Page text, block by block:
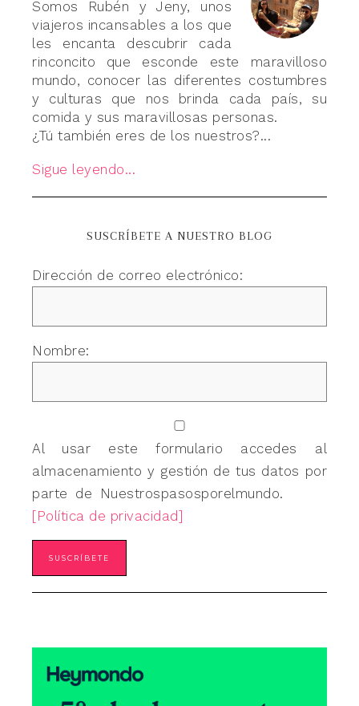
Somos Rubén y Jeny, unos
viajeros incansables a los que
les encanta descubrir cada
rinconcito que esconde este maravilloso
mundo, conocer las diferentes costumbres
y culturas que nos brinda cada país, su
comida y sus maravillosas personas.
¿Tú también eres de los nuestros?...
Sigue leyendo...
SUSCRÍBETE A NUESTRO BLOG
Dirección de correo electrónico:
Nombre:
Al usar este formulario accedes al
almacenamiento y gestión de tus datos por
parte de Nuestrospasosporelmundo.
[Política de privacidad]